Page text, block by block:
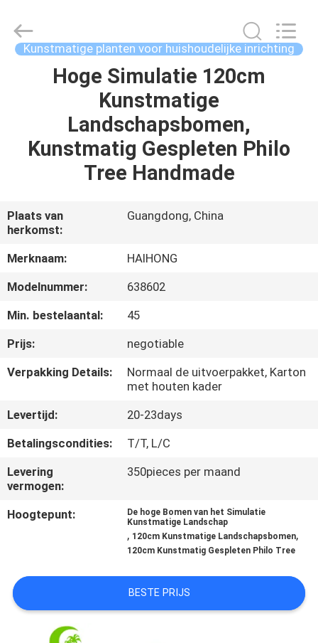
THUIS
PRODUCTEN
OVER
ONS
FABRIEKSTOCHT
KWALITEITSCONTROLE
NEEM
MET
ONS
OP
NIEUWS
OFFERTE
AANVRAGEN
Crafts
Factory.
Rights
Kunstmatige planten voor huishoudelijke inrichting
Hoge Simulatie 120cm
Kunstmatige
Landschapsbomen,
Kunstmatig Gespleten Philo
Tree Handmade
Plaats van
herkomst:
Guangdong, China
Merknaam:
HAIHONG
Modelnummer:
638602
Min. bestelaantal:
45
Prijs:
negotiable
Verpakking Details:
Normaal de uitvoerpakket, Karton
met houten kader
Levertijd:
20-23days
Betalingscondities:
T/T, L/C
Levering
vermogen:
350pieces per maand
Hoogtepunt:
De hoge Bomen van het Simulatie
Kunstmatige Landschap
, 120cm Kunstmatige Landschapsbomen,
120cm Kunstmatig Gespleten Philo Tree
BESTE PRIJS